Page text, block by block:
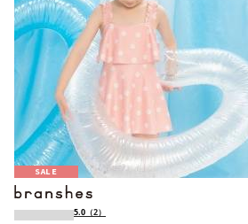
SALE
5.0 （2）